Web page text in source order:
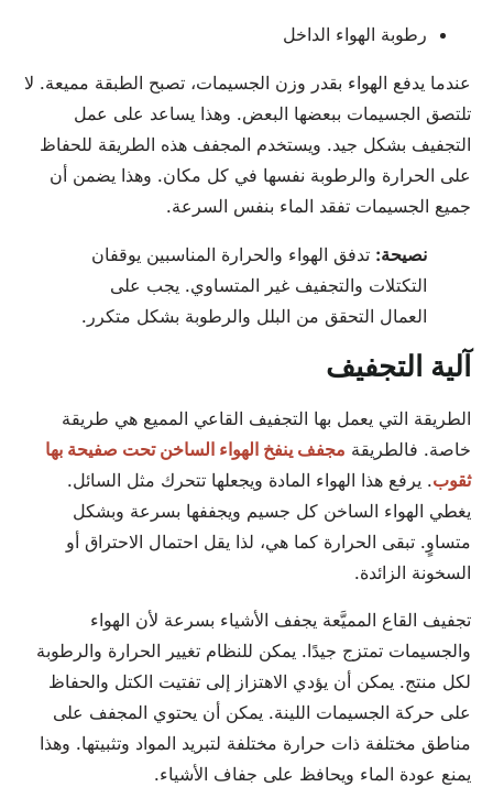
رطوبة الهواء الداخل
عندما يدفع الهواء بقدر وزن الجسيمات، تصبح الطبقة مميعة. لا
تلتصق الجسيمات ببعضها البعض. وهذا يساعد على عمل
التجفيف بشكل جيد. ويستخدم المجفف هذه الطريقة للحفاظ
على الحرارة والرطوبة نفسها في كل مكان. وهذا يضمن أن
جميع الجسيمات تفقد الماء بنفس السرعة.
نصيحة: تدفق الهواء والحرارة المناسبين يوقفان
التكتلات والتجفيف غير المتساوي. يجب على
العمال التحقق من البلل والرطوبة بشكل متكرر.
آلية التجفيف
الطريقة التي يعمل بها التجفيف القاعي المميع هي طريقة
خاصة. فالطريقة مجفف ينفخ الهواء الساخن تحت صفيحة بها
ثقوب. يرفع هذا الهواء المادة ويجعلها تتحرك مثل السائل.
يغطي الهواء الساخن كل جسيم ويجففها بسرعة وبشكل
متساوٍ. تبقى الحرارة كما هي، لذا يقل احتمال الاحتراق أو
السخونة الزائدة.
تجفيف القاع المميَّعة يجفف الأشياء بسرعة لأن الهواء
والجسيمات تمتزج جيدًا. يمكن للنظام تغيير الحرارة والرطوبة
لكل منتج. يمكن أن يؤدي الاهتزاز إلى تفتيت الكتل والحفاظ
على حركة الجسيمات اللينة. يمكن أن يحتوي المجفف على
مناطق مختلفة ذات حرارة مختلفة لتبريد المواد وتثبيتها. وهذا
يمنع عودة الماء ويحافظ على جفاف الأشياء.